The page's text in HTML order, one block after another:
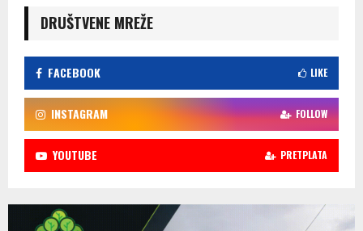
DRUŠTVENE MREŽE
FACEBOOK LIKE
INSTAGRAM FOLLOW
YOUTUBE PRETPLATA